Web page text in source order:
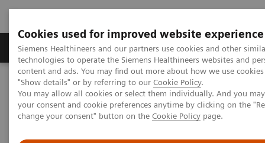
Cookies used for improved website experience
Siemens Healthineers and our partners use cookies and other
technologies to operate the Siemens Healthineers websites and
content and ads. You may find out more about how we use
"Show details" or by referring to our Cookie Policy.
You may allow all cookies or select them individually. And you
your consent and cookie preferences anytime by clicking on the
change your consent" button on the Cookie Policy page.
Grupy Produktów O nas Edukacja i
Siemens Healthineers Polska
Medical Imaging
Rezonans magnetyczny